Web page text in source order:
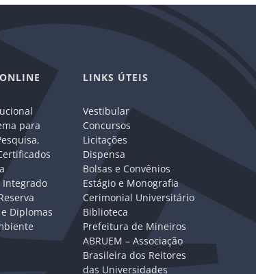
para
Integrado
Diplomas
LINKS ÚTEIS
Vestibular
Concursos
Licitações
Dispensa
Bolsas e Convênios
Estágio e Monografia
Cerimonial Universitário
Biblioteca
Prefeitura de Mineiros
ABRUEM – Associação
Brasileira dos Reitores
das Universidades